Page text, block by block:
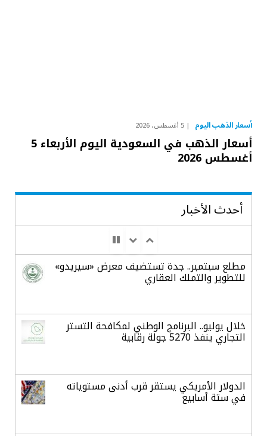
أسعار الذهب اليوم 5 أغسطس، 2026
أسعار الذهب في السعودية اليوم الأربعاء 5
أغسطس 2026
أحدث الأخبار
مطلع سبتمبر.. جدة تستضيف معرض «سيريدو»
للتطوير والتملك العقاري
خلال يوليو.. البرنامج الوطني لمكافحة التستر
التجاري ينفذ 5270 جولة رقابية
الدولار الأمريكي يستقر قرب أدنى مستوياته
في ستة أسابيع